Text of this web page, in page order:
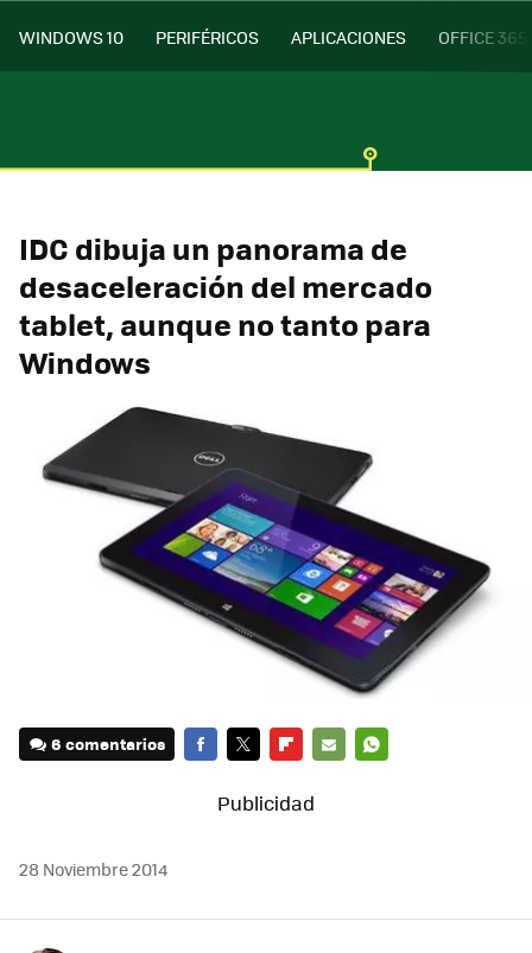
WINDOWS 10 PERIFÉRICOS APLICACIONES OFFICE 365
IDC dibuja un panorama de
desaceleración del mercado
tablet, aunque no tanto para
Windows
6 comentarios
MAIL
28 Noviembre 2014